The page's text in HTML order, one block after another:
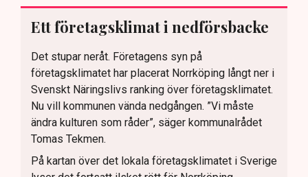
Ett företagsklimat i nedförsbacke
Det stupar neråt. Företagens syn på
företagsklimatet har placerat Norrköping långt ner i
Svenskt Näringslivs ranking över företagsklimatet.
Nu vill kommunen vända nedgången. ”Vi måste
ändra kulturen som råder”, säger kommunalrådet
Tomas Tekmen.
På kartan över det lokala företagsklimatet i Sverige